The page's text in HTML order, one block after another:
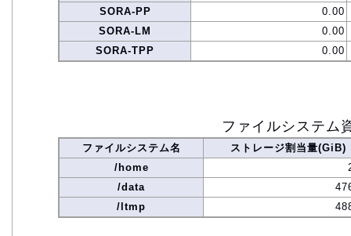
SORA-PP
0.00
SORA-LM
0.00
SORA-TPP
0.00
ファイルシステム
ファイルシステム名
ストレージ割当量(GiB)
/home
/data
/ltmp